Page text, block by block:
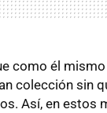
como él
colección sin
Así, en estos